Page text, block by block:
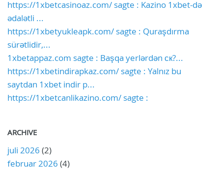
https://1xbetcasinoaz.com/ sagte : Kazino 1xbet-də
ədalətli ...
https://1xbetyukleapk.com/ sagte : Quraşdırma
sürətlidir,...
1xbetappaz.com sagte : Başqa yerlərdən ск?...
https://1xbetindirapkaz.com/ sagte : Yalnız bu
saytdan 1xbet indir p...
https://1xbetcanlikazino.com/ sagte :
ARCHIVE
juli 2026 (2)
februar 2026 (4)